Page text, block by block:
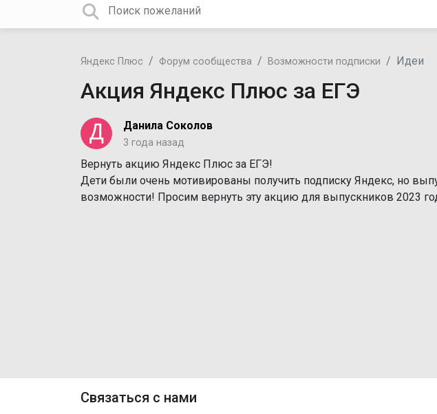
Яндекс Плюс Форум сообщества Возможности подписки Идеи
Акция Яндекс Плюс за ЕГЭ
Данила Соколов
3 года назад
Вернуть акцию Яндекс Плюс за ЕГЭ!
Дети были очень мотивированы получить подписку Яндекс, но
возможности! Просим вернуть эту акцию для выпускников 2023
Связаться с нами